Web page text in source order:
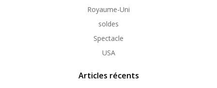
Royaume-Uni
soldes
Spectacle
USA
Articles récents